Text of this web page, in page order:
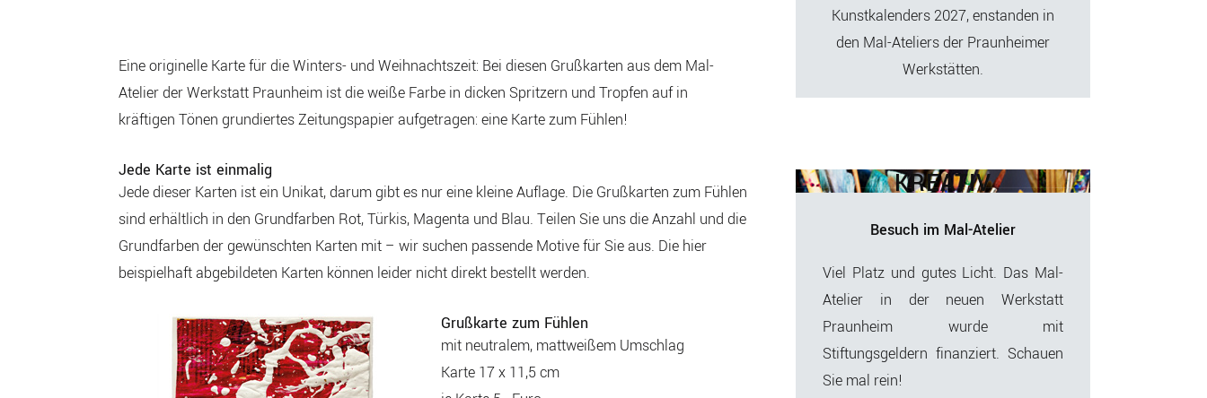
Eine originelle Karte für die Winters- und Weihnachtszeit: Bei diesen Grußkarten aus dem Mal-
Atelier der Werkstatt Praunheim ist die weiße Farbe in dicken Spritzern und Tropfen auf in
kräftigen Tönen grundiertes Zeitungspapier aufgetragen: eine Karte zum Fühlen!
Jede Karte ist einmalig
Jede dieser Karten ist ein Unikat, darum gibt es nur eine kleine Auflage. Die Grußkarten zum Fühlen
sind erhältlich in den Grundfarben Rot, Türkis, Magenta und Blau. Teilen Sie uns die Anzahl und die
Grundfarben der gewünschten Karten mit – wir suchen passende Motive für Sie aus. Die hier
beispielhaft abgebildeten Karten können leider nicht direkt bestellt werden.
Grußkarte zum Fühlen
mit neutralem, mattweißem Umschlag
Karte 17 x 11,5 cm
Kunstkalenders 2027, enstanden in
den Mal-Ateliers der Praunheimer
Werkstätten.
KREATIV
Besuch im Mal-Atelier
Viel Platz und gutes Licht. Das Mal-
Atelier in der neuen Werkstatt
Praunheim wurde mit
Stiftungsgeldern finanziert. Schauen
Sie mal rein!